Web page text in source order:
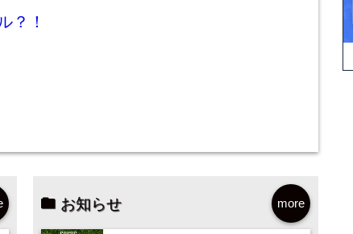
？！
more
お知らせ